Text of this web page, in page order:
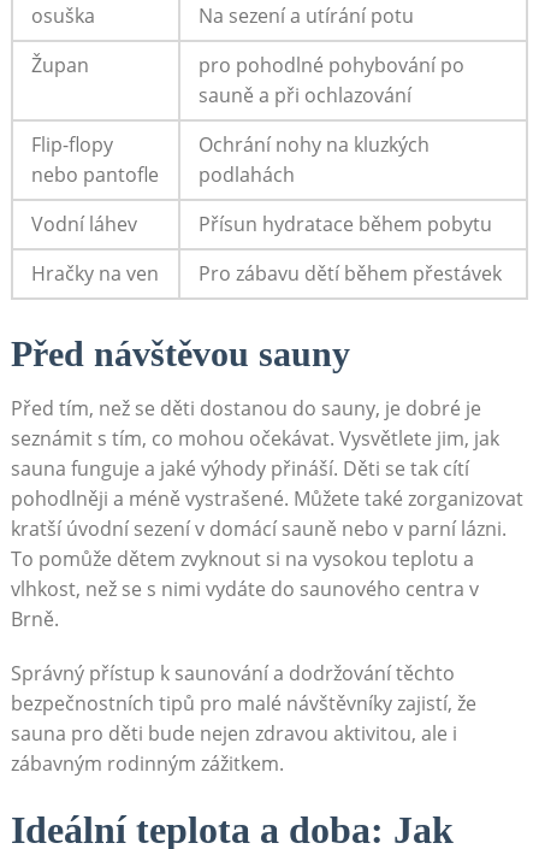
osuška
Na sezení a utírání potu
Župan
pro pohodlné pohybování ​po
sauně a při ochlazování
Flip-flopy
nebo pantofle
Ochrání‍ nohy⁤ na kluzkých
podlahách
Vodní⁤ láhev
Přísun hydratace během pobytu
Hračky na ‌ven
Pro zábavu dětí během přestávek
Před návštěvou sauny
Před tím, než⁣ se děti dostanou do ​sauny, je dobré⁣ je
seznámit s tím,⁤ co⁢ mohou očekávat. Vysvětlete jim, jak
sauna funguje a‍ jaké⁢ výhody přináší. Děti se tak ⁤cítí
pohodlněji a méně vystrašené. Můžete⁢ také zorganizovat
‍kratší‍ úvodní‍ sezení⁢ v domácí sauně nebo v parní lázni.
To pomůže dětem zvyknout si na vysokou teplotu‌ a
vlhkost, než se s nimi‍ vydáte ‌do saunového centra v
Brně.⁣
Správný přístup k saunování a dodržování těchto
bezpečnostních tipů pro malé návštěvníky zajistí, že
sauna pro děti ‌bude nejen zdravou aktivitou, ale i
zábavným rodinným zážitkem.
Ideální teplota a ⁤doba: Jak